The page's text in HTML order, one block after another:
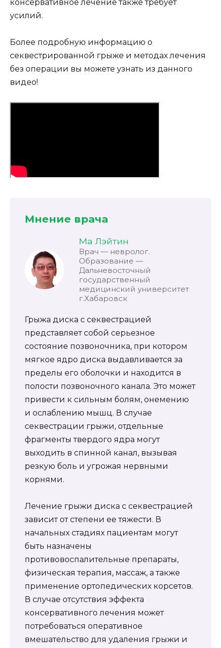
консервативное лечение также требует
усилий.
Более подробную информацию о
секвестрированной грыже и методах лечения
без операции вы можете узнать из данного
видео!
Мнение врача
Ма Лэйтин
Врач — невролог.
Образование —
Дальневосточный
государственный
медицинский университет
г.Хабаровск
Грыжа диска с секвестрацией
представляет собой серьезное
состояние позвоночника, при котором
мягкое ядро диска выдавливается за
пределы его оболочки и находится в
полости позвоночного канала. Это может
привести к сильным болям, онемению
и ослаблению мышц. В случае
секвестрации грыжи, отдельные
фрагменты твердого ядра могут
выходить в спинной канал, вызывая
резкую боль и угрожая нервными
корнями.
Лечение грыжи диска с секвестрацией
зависит от степени ее тяжести. В
начальных стадиях пациентам могут
быть назначены
противовоспалительные препараты,
физическая терапия, массаж, а также
применение ортопедических корсетов.
В случае отсутствия эффекта
консервативного лечения может
потребоваться оперативное
вмешательство для удаления грыжи и